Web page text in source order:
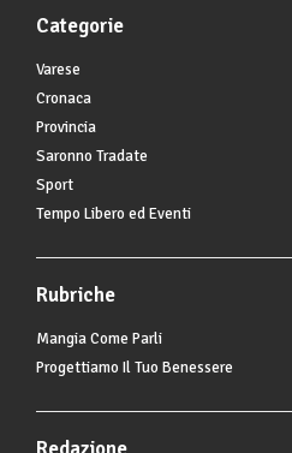
Categorie
Varese
Cronaca
Provincia
Saronno Tradate
Sport
Tempo Libero ed Eventi
Rubriche
Mangia Come Parli
Progettiamo Il Tuo Benessere